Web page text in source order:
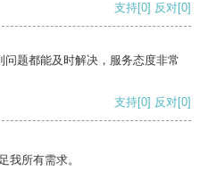
支持[0] 反对[0]
题都能及时解决，服务态度非常
支持[0] 反对[0]
我所有需求。